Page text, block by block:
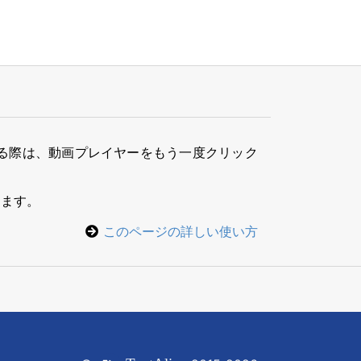
は、動画プレイヤーをもう一度クリック
す。
このページの詳しい使い方